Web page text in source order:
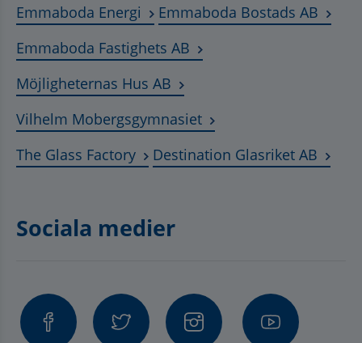
Emmaboda Energi Länk till annan webbplats,
Emmaboda Bostads AB
Emmaboda Fastighets AB Länk till annan
Möjligheternas Hus AB Länk till annan webbplats,
Vilhelm MobergsgymnasietLänk till annan
The Glass FactoryLänk till annan webbplats,
Destination Glasriket AB
Sociala medier